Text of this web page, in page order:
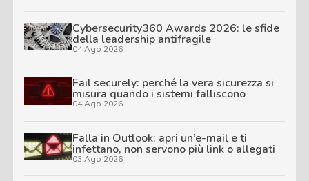
Cybersecurity360 Awards 2026: le sfide
della leadership antifragile
04 Ago 2026
Fail securely: perché la vera sicurezza si
misura quando i sistemi falliscono
04 Ago 2026
Falla in Outlook: apri un’e-mail e ti
infettano, non servono più link o allegati
03 Ago 2026